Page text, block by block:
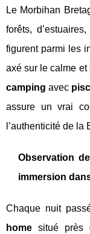
Le Morbihan
forêts,
figurent parmi les
axé sur le calme
camping avec
assure un vrai
l’authenticité de la
Observation
immersion
Chaque nuit
home situé près